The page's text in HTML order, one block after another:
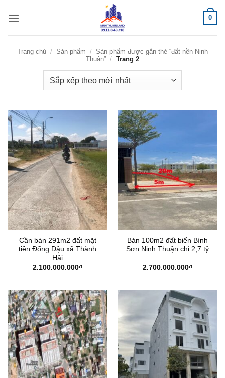
qua
0
Trang chủ / Sản phẩm / Sản phẩm được gắn thẻ “đất nền Ninh
Thuận” / Trang 2
Cần bán 291m2 đất mặt
tiền Đổng Dậu xã Thành
Hải
2.100.000.000₫
Bán 100m2 đất biển Bình
Sơn Ninh Thuận chỉ 2,7 tỷ
2.700.000.000₫